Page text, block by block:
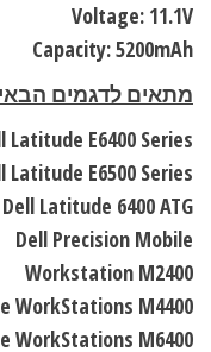
Voltage: 11.1V
Capacity: 5200mAh
מתאים לדגמים
Latitude E6400 Series
Latitude E6500 Series
Dell Latitude 6400 ATG
Dell Precision Mobile
Workstation M2400
WorkStations M4400
WorkStations M6400